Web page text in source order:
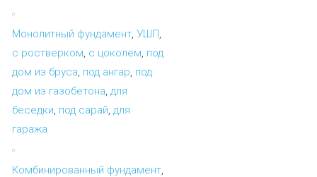
Монолитный фундамент, УШП,
с ростверком, с цоколем, под
дом из бруса, под ангар, под
дом из газобетона, для
беседки, под сарай, для
гаража
Комбинированный фундамент,